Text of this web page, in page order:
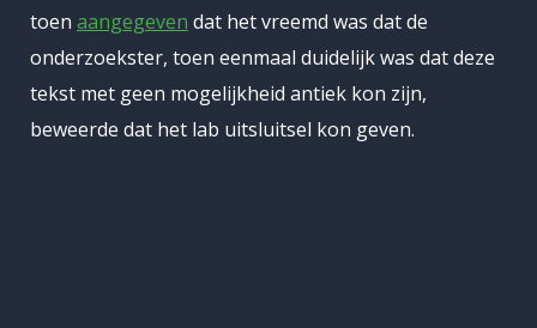
toen aangegeven dat het vreemd was dat de
onderzoekster, toen eenmaal duidelijk was dat deze
tekst met geen mogelijkheid antiek kon zijn,
beweerde dat het lab uitsluitsel kon geven.